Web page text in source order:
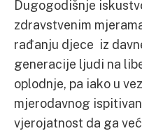
Dugogodišnje
zdravstvenim
rađanju djece iz
generacije ljudi na
oplodnje, pa iako u
mjerodavnog
vjerojatnost da ga